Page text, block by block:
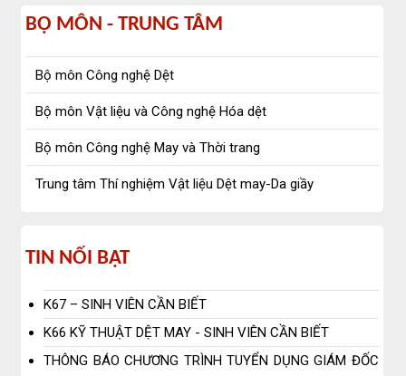
bộ
môn
-
trung
tâm
BỘ MÔN - TRUNG TÂM
Bộ môn Công nghệ Dệt
Bộ môn Vật liệu và Công nghệ Hóa dệt
Bộ môn Công nghệ May và Thời trang
Trung tâm Thí nghiệm Vật liệu Dệt may-Da giầy
Tin
nổi
bật
TIN NỔI BẬT
K67 – SINH VIÊN CẦN BIẾT
K66 KỸ THUẬT DỆT MAY - SINH VIÊN CẦN BIẾT
THÔNG BÁO CHƯƠNG TRÌNH TUYỂN DỤNG GIÁM ĐỐC